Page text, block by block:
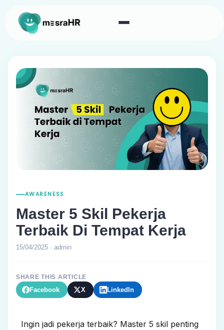
AWARENESS
Master 5 Skil Pekerja
Terbaik Di Tempat Kerja
15/04/2025 · admin
SHARE THIS ARTICLE
Facebook X LinkedIn
Ingin jadi pekerja terbaik? Master 5 skil penting